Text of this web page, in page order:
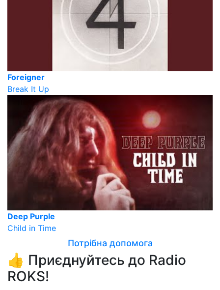
Foreigner
Break It Up
Deep Purple
Child in Time
Потрібна допомога
👍 Приєднуйтесь до Radio
ROKS!